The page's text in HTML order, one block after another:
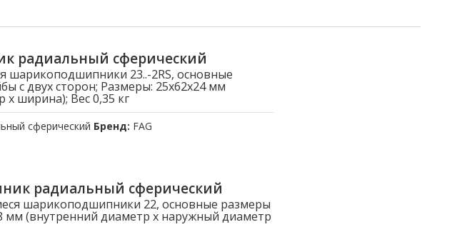
радиальный сферический
шарикоподшипники 23..-2RS, основные
c двух сторон; Размеры: 25x62x24 мм
ширина); Вес 0,35 кг
сферический Бренд: FAG
радиальный сферический
шарикоподшипники 22, основные размеры
мм (внутренний диаметр x наружный диаметр